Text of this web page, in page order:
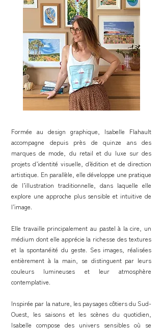
Formée au design graphique, Isabelle Flahault
accompagne depuis près de quinze ans des
marques de mode, du retail et du luxe sur des
projets d’identité visuelle, d’édition et de direction
artistique. En parallèle, elle développe une pratique
de l’illustration traditionnelle, dans laquelle elle
explore une approche plus sensible et intuitive de
l’image.
Elle travaille principalement au pastel à la cire, un
médium dont elle apprécie la richesse des textures
et la spontanéité du geste. Ses images, réalisées
entièrement à la main, se distinguent par leurs
couleurs lumineuses et leur atmosphère
contemplative.
Inspirée par la nature, les paysages côtiers du Sud-
Ouest, les saisons et les scènes du quotidien,
Isabelle compose des univers sensibles où se